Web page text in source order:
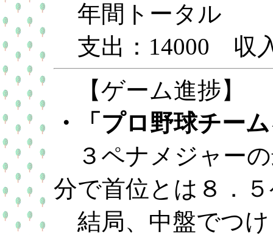
年間トータル
支出：14000 収
【ゲーム進捗】
・「プロ野球チー
３ペナメジャーの
分で首位とは８．
結局、中盤でつ